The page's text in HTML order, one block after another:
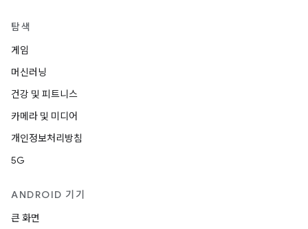
탐색
게임
머신러닝
건강 및 피트니스
카메라 및 미디어
개인정보처리방침
5G
ANDROID 기기
큰 화면